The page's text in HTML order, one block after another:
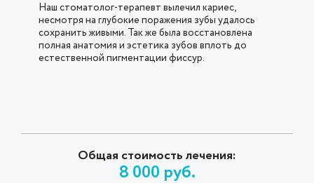
Наш стоматолог-терапевт вылечил кариес,
несмотря на глубокие поражения зубы удалось
сохранить живыми. Так же была восстановлена
полная анатомия и эстетика зубов вплоть до
естественной пигментации фиссур.
Общая стоимость лечения:
8 000 руб.